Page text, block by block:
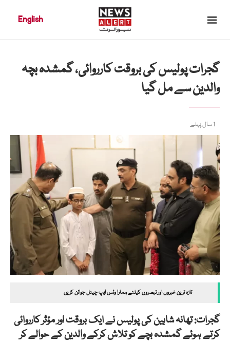
English
گجرات پولیس کی بروقت کارروائی، گمشدہ بچہ
والدین سے مل گیا
1 سال پہلے
تازہ ترین خبروں اور تبصروں کیلئے ہمارا وٹس ایپ چینل جوائن کریں
گجرات: تھانہ شاہین کی پولیس نے ایک بروقت اور مؤثر کارروائی
کرتے ہوئے گمشدہ بچے کو تلاش کرکے والدین کے حوالے کر